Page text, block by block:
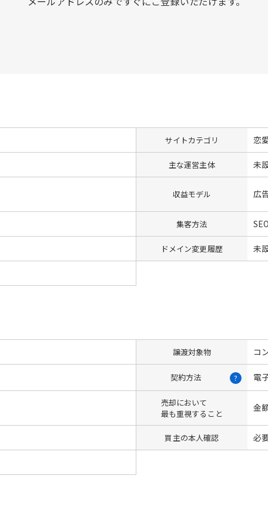
サイトカテゴリ 恋
主な運営主体 未
収益モデル 広
集客方法 SEO
ドメイン変更履歴 未
譲渡対象物 コ
契約方法 ? 電
売却において
最も重視すること
金
買主の本人確認 必